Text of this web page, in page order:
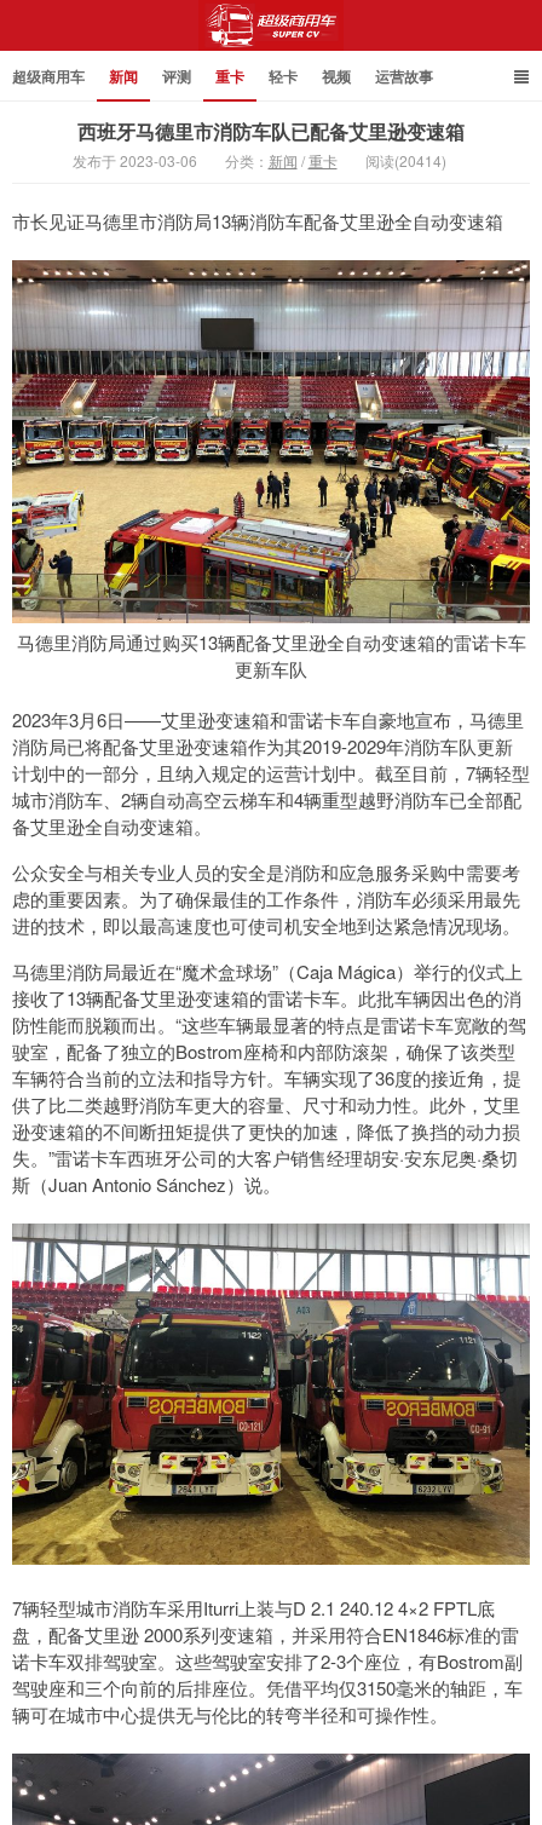
超级商用车 新闻 评测 重卡 轻卡 视频 运营故事
西班牙马德里市消防车队已配备艾里逊变速箱
发布于 2023-03-06 分类： 新闻 /重卡 阅读(20414)
市长见证马德里市消防局13辆消防车配备艾里逊全自动变速箱
马德里消防局通过购买13辆配备艾里逊全自动变速箱的雷诺卡车
更新车队
2023年3月6日——艾里逊变速箱和雷诺卡车自豪地宣布，马德里
消防局已将配备艾里逊变速箱作为其2019-2029年消防车队更新
计划中的一部分，且纳入规定的运营计划中。截至目前，7辆轻型
城市消防车、2辆自动高空云梯车和4辆重型越野消防车已全部配
备艾里逊全自动变速箱。
公众安全与相关专业人员的安全是消防和应急服务采购中需要考
虑的重要因素。为了确保最佳的工作条件，消防车必须采用最先
进的技术，即以最高速度也可使司机安全地到达紧急情况现场。
马德里消防局最近在“魔术盒球场”（Caja Mágica）举行的仪式上
接收了13辆配备艾里逊变速箱的雷诺卡车。此批车辆因出色的消
防性能而脱颖而出。“这些车辆最显著的特点是雷诺卡车宽敞的驾
驶室，配备了独立的Bostrom座椅和内部防滚架，确保了该类型
车辆符合当前的立法和指导方针。车辆实现了36度的接近角，提
供了比二类越野消防车更大的容量、尺寸和动力性。此外，艾里
逊变速箱的不间断扭矩提供了更快的加速，降低了换挡的动力损
失。”雷诺卡车西班牙公司的大客户销售经理胡安·安东尼奥·桑切
斯（Juan Antonio Sánchez）说。
7辆轻型城市消防车采用Iturri上装与D 2.1 240.12 4×2 FPTL底
盘，配备艾里逊 2000系列变速箱，并采用符合EN1846标准的雷
诺卡车双排驾驶室。这些驾驶室安排了2-3个座位，有Bostrom副
驾驶座和三个向前的后排座位。凭借平均仅3150毫米的轴距，车
辆可在城市中心提供无与伦比的转弯半径和可操作性。